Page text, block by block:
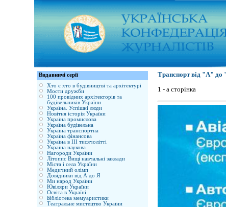
Транспорт від "А" до
1 - а сторінка
Видавничі серії
Хто є хто в будівництві та архітектурі
Мости дружби
100 провідних архітекторів та
будівельників України
Україна. Успішні люди
Новітня історія України
Україна промислова
Україна будівельна
Україна транспортна
Україна фінансова
Україна в ІІІ тисячолітті
Україна наукова
Нагороди України
Літопис Вищі навчальні заклади
Міста і села України
Медичний олімп
Довідники від А до Я
Ми народ України
Ювіляри України
Освіта в Україні
Бібліотека мемуаристики
Театральне мистецтво України